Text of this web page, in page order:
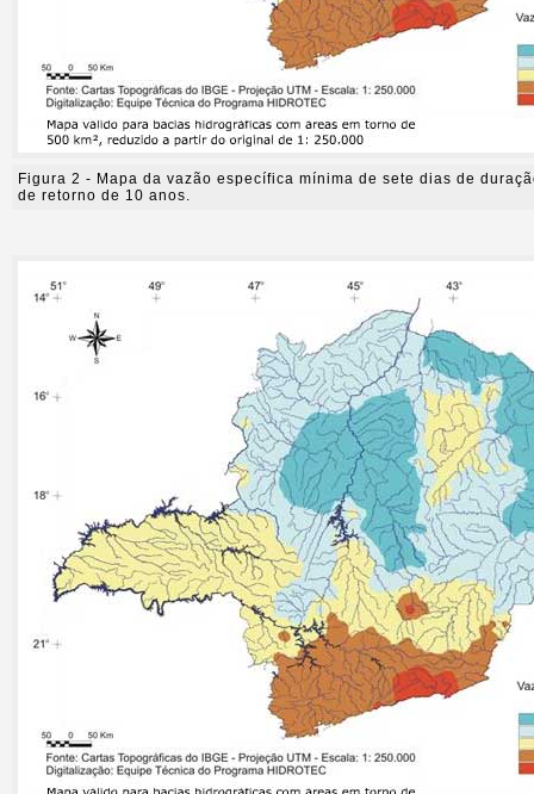
Figura 2 - Mapa da vazão específica mínima de sete dias de
de retorno de 10 anos.